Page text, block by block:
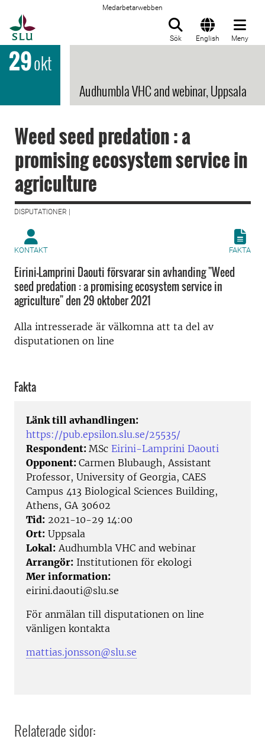
Medarbetarwebben
Sök English Meny
29okt
Audhumbla VHC and webinar, Uppsala
Weed seed predation : a
promising ecosystem service in
agriculture
DISPUTATIONER |
KONTAKT FAKTA
Eirini-Lamprini Daouti försvarar sin avhanding "Weed
seed predation : a promising ecosystem service in
agriculture" den 29 oktober 2021
Alla intresserade är välkomna att ta del av
disputationen on line
Fakta
Länk till avhandlingen:
https://pub.epsilon.slu.se/25535/
Respondent: MSc Eirini-Lamprini Daouti
Opponent: Carmen Blubaugh, Assistant
Professor, University of Georgia, CAES
Campus 413 Biological Sciences Building,
Athens, GA 30602
Tid: 2021-10-29 14:00
Ort: Uppsala
Lokal: Audhumbla VHC and webinar
Arrangör: Institutionen för ekologi
Mer information:
eirini.daouti@slu.se
För anmälan till disputationen on line
vänligen kontakta
mattias.jonsson@slu.se
Relaterade sidor: